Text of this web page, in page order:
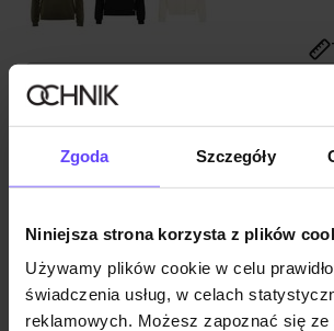
Zgoda Szczegóły
Niniejsza strona korzysta z plików
Używamy plików cookie w celu
świadczenia usług, w celach
reklamowych. Możesz zapoznać się ze
Wybierz rozmiar
Nasza modelka ma 172 cm wzrostu i
Opis produktu
Szczegóły
Skład